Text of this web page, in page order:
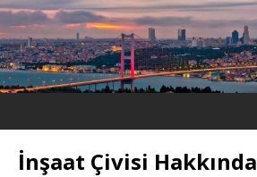
İnşaat Çivisi Hakkında